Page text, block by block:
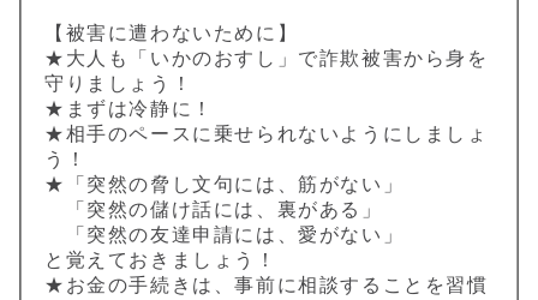
【被害に遭わないために】
★大人も「いかのおすし」で詐欺被害から身を
守りましょう！
★まずは冷静に！
★相手のペースに乗せられないようにしましょ
う！
★「突然の脅し文句には、筋がない」
「突然の儲け話には、裏がある」
「突然の友達申請には、愛がない」
と覚えておきましょう！
★お金の手続きは、事前に相談することを習慣